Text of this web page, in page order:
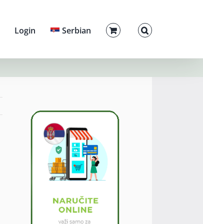
Login Serbian